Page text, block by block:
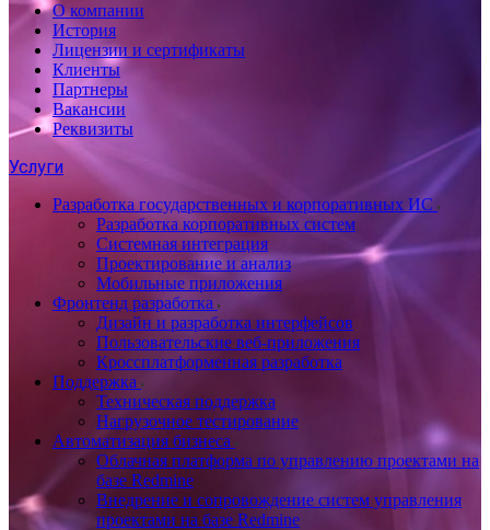
О компании
История
Лицензии и сертификаты
Клиенты
Партнеры
Вакансии
Реквизиты
Услуги
Разработка государственных и корпоративных ИС
Разработка корпоративных систем
Системная интеграция
Проектирование и анализ
Мобильные приложения
Фронтенд разработка
Дизайн и разработка интерфейсов
Пользовательские веб-приложения
Кроссплатформенная разработка
Поддержка
Техническая поддержка
Нагрузочное тестирование
Автоматизация бизнеса
Облачная платформа по управлению проектами на
базе Redmine
Внедрение и сопровождение систем управления
проектами на базе Redmine